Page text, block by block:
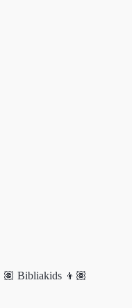
Bibliakids 👦🏽